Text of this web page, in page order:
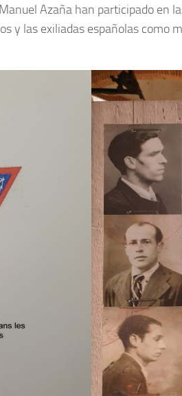
Azaña han participado en
y las exiliadas españolas